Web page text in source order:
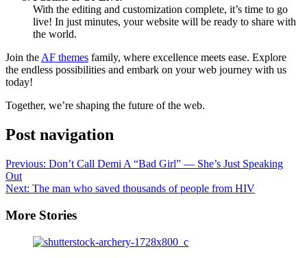
With the editing and customization complete, it’s time to go
live! In just minutes, your website will be ready to share with
the world.
Join the AF themes family, where excellence meets ease. Explore
the endless possibilities and embark on your web journey with us
today!
Together, we’re shaping the future of the web.
Post navigation
Previous: Don’t Call Demi A “Bad Girl” — She’s Just Speaking
Out
Next: The man who saved thousands of people from HIV
More Stories